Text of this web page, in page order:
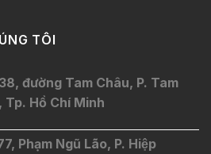
TÔI
đường Tam Châu, P. Tam
Hồ Chí Minh
Phạm Ngũ Lão, P. Hiệp